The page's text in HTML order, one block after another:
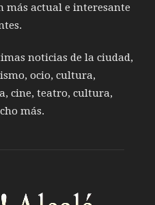
más actual e interesante
noticias de la ciudad,
ocio, cultura,
cine, teatro, cultura,
más.